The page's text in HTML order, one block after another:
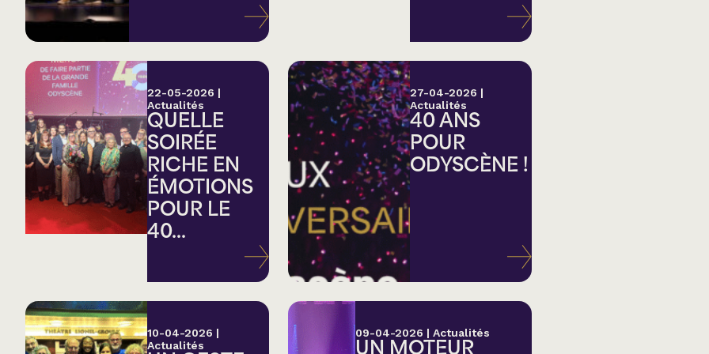
Hommage
Théâtre
Saison estivale
Apéro et perfo
Musique (Blues, folk,
traditionnelle)
22-05-2026 |
Actualités
QUELLE
SOIRÉE
RICHE EN
ÉMOTIONS
POUR LE
40...
27-04-2026 |
Actualités
40 ANS
POUR
ODYSCÈNE !
10-04-2026 |
Actualités
09-04-2026 | Actualités
UN MOTEUR